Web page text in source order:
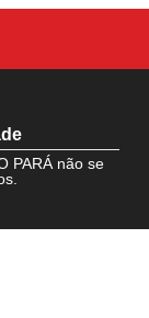
PARÁ não se